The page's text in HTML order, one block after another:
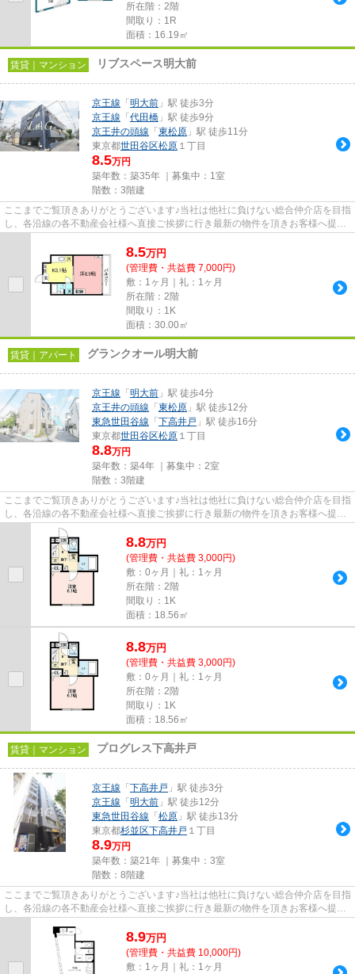
所在階：2階
間取り：1R
面積：16.19㎡
賃貸｜マンション リブスペース明大前
京王線 「 明大前 」駅 徒歩3分
京王線 「 代田橋 」駅 徒歩9分
京王井の頭線 「 東松原 」駅 徒歩11分
東京都世田谷区松原 １丁目
8.5万円
築年数：築35年 ｜募集中： 1室
階数：3階建
ここまでご覧頂きありがとうございます♪当社は他社に負けない総合仲介店を目指
し、各沿線の各不動産会社様へ直接ご挨拶に行き最新の物件を頂きお客様へ提供
8.5万円
(管理費・共益費 7,000円)
敷：1ヶ月｜礼：1ヶ月
所在階：2階
間取り：1K
面積：30.00㎡
賃貸｜アパート グランクオール明大前
京王線 「 明大前 」駅 徒歩4分
京王井の頭線 「 東松原 」駅 徒歩12分
東急世田谷線 「 下高井戸 」駅 徒歩16分
東京都世田谷区松原 １丁目
8.8万円
築年数：築4年 ｜募集中： 2室
階数：3階建
ここまでご覧頂きありがとうございます♪当社は他社に負けない総合仲介店を目指
し、各沿線の各不動産会社様へ直接ご挨拶に行き最新の物件を頂きお客様へ提供
しております！最新の情報は...
8.8万円
(管理費・共益費 3,000円)
敷：0ヶ月｜礼：1ヶ月
所在階：2階
間取り：1K
面積：18.56㎡
8.8万円
(管理費・共益費 3,000円)
敷：0ヶ月｜礼：1ヶ月
所在階：2階
間取り：1K
面積：18.56㎡
賃貸｜マンション プログレス下高井戸
京王線 「 下高井戸 」駅 徒歩3分
京王線 「 明大前 」駅 徒歩12分
東急世田谷線 「 松原 」駅 徒歩13分
東京都杉並区下高井戸 １丁目
8.9万円
築年数：築21年 ｜募集中： 3室
階数：8階建
ここまでご覧頂きありがとうございます♪当社は他社に負けない総合仲介店を目指
し、各沿線の各不動産会社様へ直接ご挨拶に行き最新の物件を頂きお客様へ提供
8.9万円
(管理費・共益費 10,000円)
敷：1ヶ月｜礼：1ヶ月